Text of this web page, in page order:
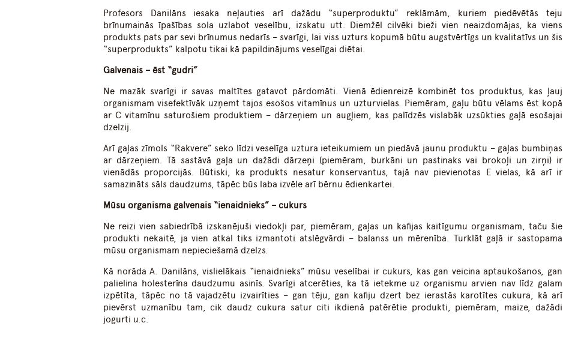
Profesors Danilāns iesaka neļauties arī dažādu “superproduktu” reklāmām, kuriem piedēvētās teju
brīnumainās īpašības sola uzlabot veselību, izskatu utt. Diemžēl cilvēki bieži vien neaizdomājas, ka viens
produkts pats par sevi brīnumus nedarīs – svarīgi, lai viss uzturs kopumā būtu augstvērtīgs un kvalitatīvs un šis
“superprodukts” kalpotu tikai kā papildinājums veselīgai diētai.
Galvenais – ēst “gudri”
Ne mazāk svarīgi ir savas maltītes gatavot pārdomāti. Vienā ēdienreizē kombinēt tos produktus, kas ļauj
organismam visefektīvāk uzņemt tajos esošos vitamīnus un uzturvielas. Piemēram, gaļu būtu vēlams ēst kopā
ar C vitamīnu saturošiem produktiem – dārzeņiem un augļiem, kas palīdzēs vislabāk uzsūkties gaļā esošajai
dzelzij.
Arī gaļas zīmols “Rakvere” seko līdzi veselīga uztura ieteikumiem un piedāvā jaunu produktu – gaļas bumbiņas
ar dārzeņiem. Tā sastāvā gaļa un dažādi dārzeņi (piemēram, burkāni un pastinaks vai brokoļi un zirņi) ir
vienādās proporcijās. Būtiski, ka produkts nesatur konservantus, tajā nav pievienotas E vielas, kā arī ir
samazināts sāls daudzums, tāpēc būs laba izvēle arī bērnu ēdienkartei.
Mūsu organisma galvenais “ienaidnieks” – cukurs
Ne reizi vien sabiedrībā izskanējuši viedokļi par, piemēram, gaļas un kafijas kaitīgumu organismam, taču šie
produkti nekaitē, ja vien atkal tiks izmantoti atslēgvārdi – balanss un mērenība. Turklāt gaļā ir sastopama
mūsu organismam nepieciešamā dzelzs.
Kā norāda A. Danilāns, vislielākais “ienaidnieks” mūsu veselībai ir cukurs, kas gan veicina aptaukošanos, gan
palielina holesterīna daudzumu asinīs. Svarīgi atcerēties, ka tā ietekme uz organismu arvien nav līdz galam
izpētīta, tāpēc no tā vajadzētu izvairīties – gan tēju, gan kafiju dzert bez ierastās karotītes cukura, kā arī
pievērst uzmanību tam, cik daudz cukura satur citi ikdienā patērētie produkti, piemēram, maize, dažādi
jogurti u.c.